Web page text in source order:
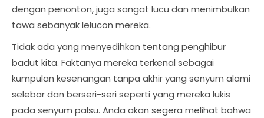
dengan penonton, juga sangat lucu dan menimbulkan
tawa sebanyak lelucon mereka.
Tidak ada yang menyedihkan tentang penghibur
badut kita. Faktanya mereka terkenal sebagai
kumpulan kesenangan tanpa akhir yang senyum alami
selebar dan berseri-seri seperti yang mereka lukis
pada senyum palsu. Anda akan segera melihat bahwa